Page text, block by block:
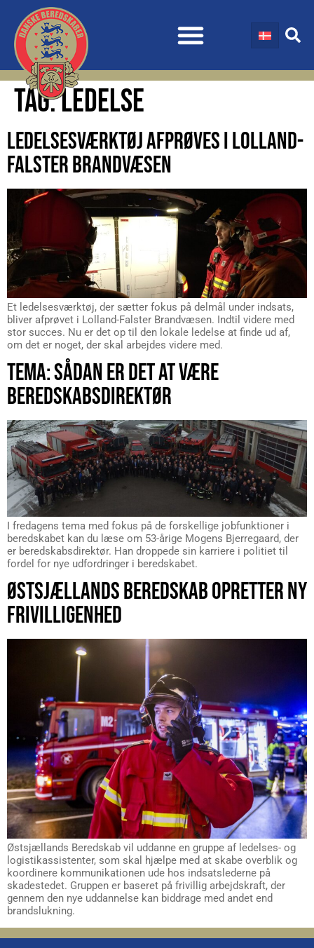
TAG:LEDELSE
LEDELSESVÆRKTØJ AFPRØVES I LOLLAND-
FALSTER BRANDVÆSEN
Et ledelsesværktøj, der sætter fokus på delmål under indsats,
bliver afprøvet i Lolland-Falster Brandvæsen. Indtil videre med
stor succes. Nu er det op til den lokale ledelse at finde ud af,
om det er noget, der skal arbejdes videre med.
TEMA: SÅDAN ER DET AT VÆRE
BEREDSKABSDIREKTØR
I fredagens tema med fokus på de forskellige jobfunktioner i
beredskabet kan du læse om 53-årige Mogens Bjerregaard, der
er beredskabsdirektør. Han droppede sin karriere i politiet til
fordel for nye udfordringer i beredskabet.
ØSTSJÆLLANDS BEREDSKAB OPRETTER NY
FRIVILLIGENHED
Østsjællands Beredskab vil uddanne en gruppe af ledelses- og
logistikassistenter, som skal hjælpe med at skabe overblik og
koordinere kommunikationen ude hos indsatslederne på
skadestedet. Gruppen er baseret på frivillig arbejdskraft, der
gennem den nye uddannelse kan biddrage med andet end
brandslukning.